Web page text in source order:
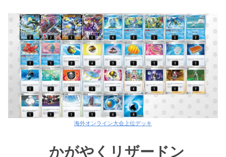
海外オンライン大会上位デッキ
かがやくリザードン